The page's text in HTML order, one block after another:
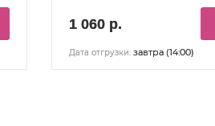
1 060 р.
Дата отгрузки: завтра (14:00)